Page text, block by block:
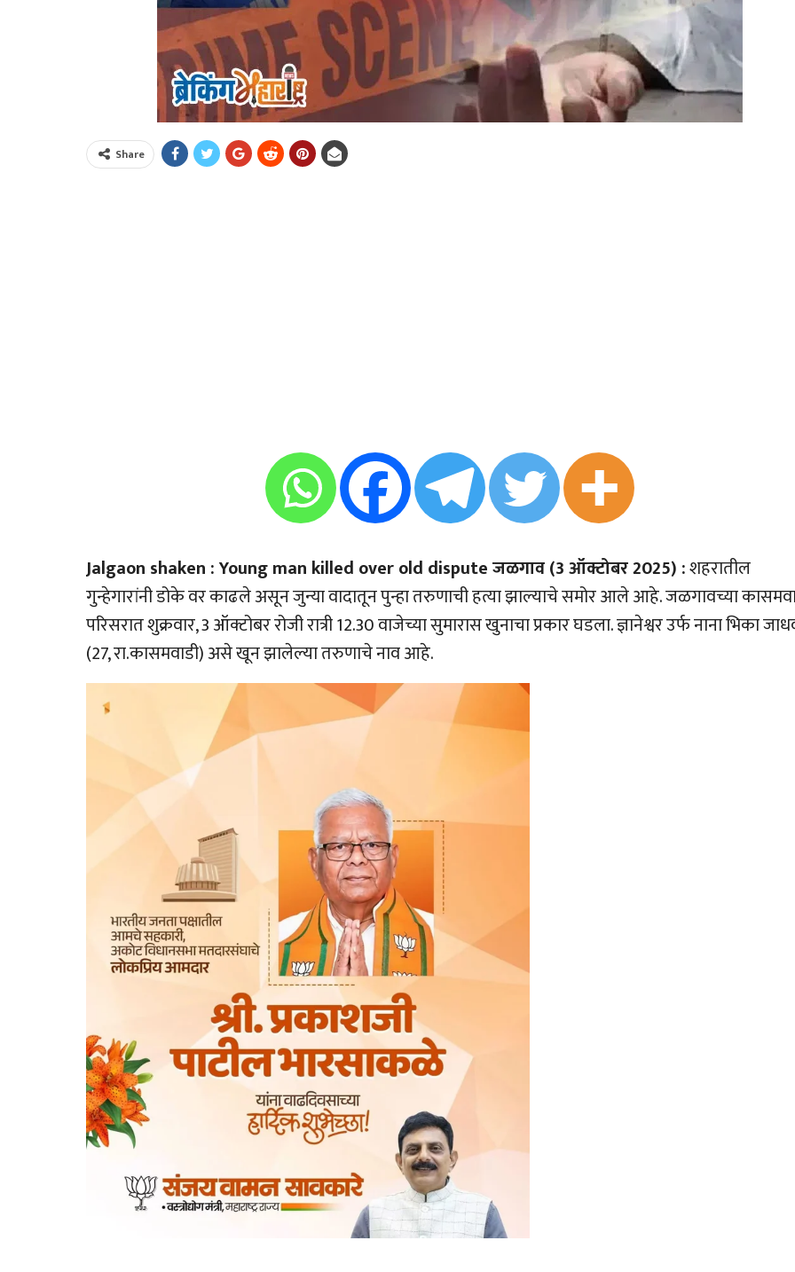
Share
Jalgaon shaken : Young man killed over old dispute जळगाव (3 ऑक्टोबर 2025) :शहरातील
गुन्हेगारांनी डोके वर काढले असून जुन्या वादातून पुन्हा तरुणाची हत्या झाल्याचे समोर आले आहे. जळगावच्या
परिसरात शुक्रवार, 3 ऑक्टोबर रोजी रात्री 12.30 वाजेच्या सुमारास खुनाचा प्रकार घडला. ज्ञानेश्वर उर्फ नाना भिका
(27, रा.कासमवाडी) असे खून झालेल्या तरुणाचे नाव आहे.